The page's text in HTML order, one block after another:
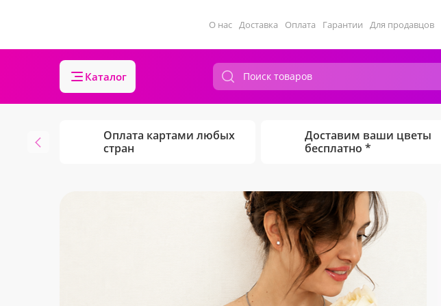
О нас Доставка Оплата Гарантии Для продавцов
Каталог
Оплата картами любых
стран
Доставим ваши цветы
бесплатно *